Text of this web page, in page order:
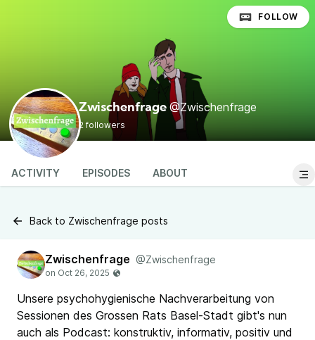
Zwischenfrage @Zwischenfrage
2 followers
FOLLOW
ACTIVITY EPISODES ABOUT
Back to Zwischenfrage posts
Zwischenfrage @Zwischenfrage
Unsere psychohygienische Nachverarbeitung von
Sessionen des Grossen Rats Basel-Stadt gibt's nun
auch als Podcast: konstruktiv, informativ, positiv und